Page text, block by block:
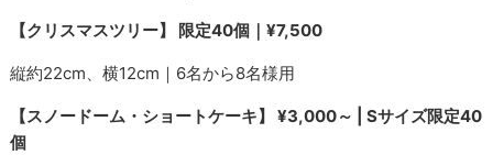
【クリスマスツリー】 限定40個｜¥7,500
縦約22cm、横12cm｜6名から8名様用
【スノードーム・ショートケーキ】 ¥3,000～ | Sサイズ限定40
個